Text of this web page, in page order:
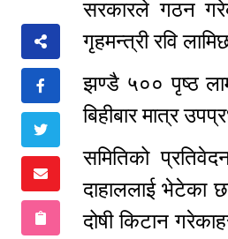
सरकारले गठन
गृहमन्त्री रवि
झण्डै ५०० पृष्ठ
बिहीबार मात्र
समितिको
दाहाललाई भेटेका
दोषी किटान